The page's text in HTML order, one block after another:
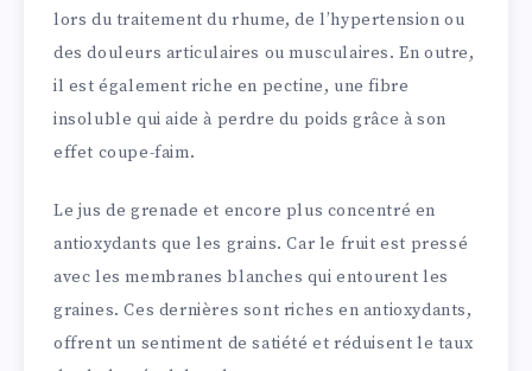
lors du traitement du rhume, de l’hypertension ou
des douleurs articulaires ou musculaires. En outre,
il est également riche en pectine, une fibre
insoluble qui aide à perdre du poids grâce à son
effet coupe-faim.
Le jus de grenade et encore plus concentré en
antioxydants que les grains. Car le fruit est pressé
avec les membranes blanches qui entourent les
graines. Ces dernières sont riches en antioxydants,
offrent un sentiment de satiété et réduisent le taux